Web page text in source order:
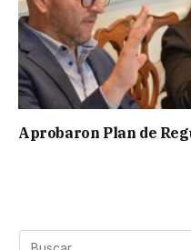
Aprobaron Plan de